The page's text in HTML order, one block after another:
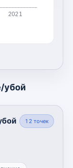
2021
убой
12 точек